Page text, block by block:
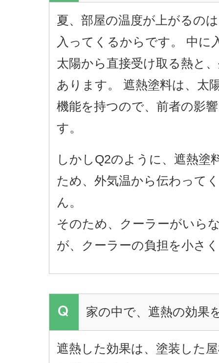
夏、部屋の温度が上がるの
入ってくるからです。 中に
太陽から直接受け取る熱と
あります。 遮熱塗料は、太
機能を持つので、前者の影
す。
しかしQ2のように、遮熱塗
ため、外気温から伝わって
ん。
そのため、クーラーがいら
が、クーラーの負担を小さ
家の中で、遮熱の効果
遮熱した効果は、塗装した